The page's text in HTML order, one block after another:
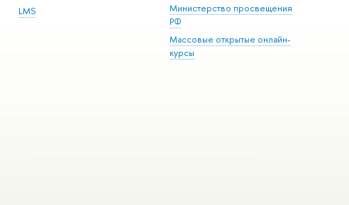
LMS
Министерство просвещения
РФ
Массовые открытые онлайн-
курсы